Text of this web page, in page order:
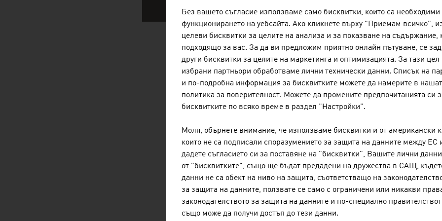
АВСТРИЙСКИ КОМПАНИИ - ИЗКУСТВО /
FRITZ GERTRAUD
GALERIE ELISABETH UND KLAUS
HASSLER SABRINA
Без вашето съгласие използваме само бисквитки, които са необходими
функционирането на уебсайта. Ако кликнете върху "Приемам всичко",
целеви бисквитки за целите на анализа и за показване на съдържание,
подходящо за вас. За да ви предложим приятно онлайн пътуване, се
други бисквитки за целите на маркетинга и оптимизацията. За тази цел
избрани партньори обработваме лични технически данни. Списък на
и по-подробна информация за бисквитките можете да намерите в
политика за поверителност. Можете да промените предпочитанията си
бисквитките по всяко време в раздел "Настройки".
Моля, обърнете внимание, че използваме бисквитки и от американски
които не са подписали споразумението за защита на данните между
дадете съгласието си за поставяне на "бисквитки", Вашите лични
от "бисквитките", също ще бъдат предадени на дружества в САЩ,
данни не са обект на ниво на защита, съответстващо на
за защита на данните, ползвате се само с ограничени или никакви
законодателството за защита на данните и по-специално
също може да получи достъп до тези данни.